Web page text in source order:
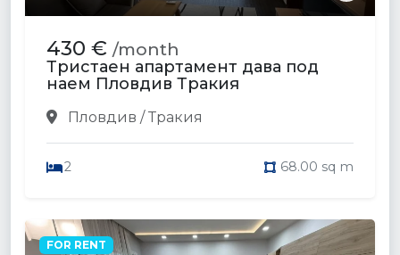
430 € /month
Тристаен апартамент дава под
наем Пловдив Тракия
Пловдив / Тракия
2 68.00 sq m
FOR RENT